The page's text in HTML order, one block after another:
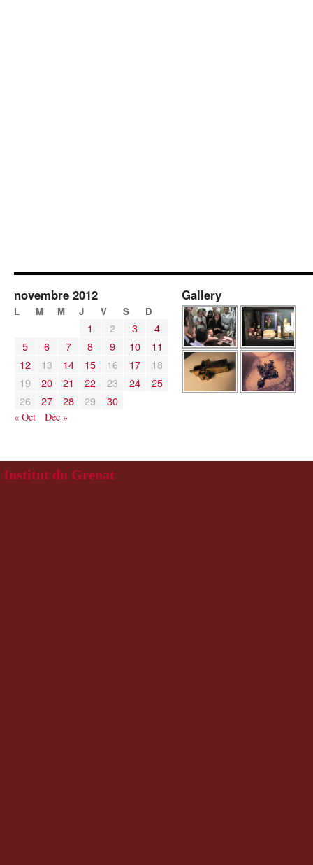
novembre 2012
L M M J V S D
1 2 3
4
5
6 7 8 9 10
11
12
13 14 15 16 17
18
19
20 21 22 23 24
25
26
27 28 29 30
« Oct Déc »
Gallery
Institut du Grenat